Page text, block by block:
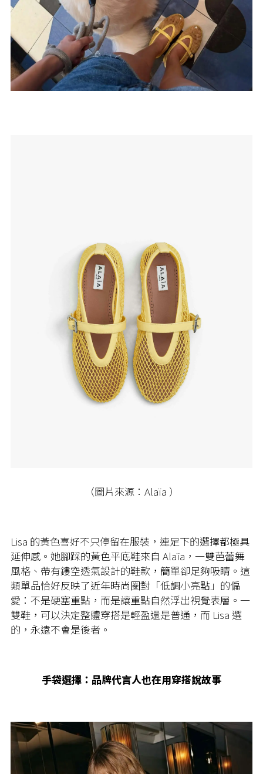
（圖片來源：Alaïa ）
Lisa 的黃色喜好不只停留在服裝，連足下的選擇都極具
延伸感。她腳踩的黃色平底鞋來自 Alaïa，一雙芭蕾舞
風格、帶有鏤空透氣設計的鞋款，簡單卻足夠吸睛。這
類單品恰好反映了近年時尚圈對「低調小亮點」的偏
愛：不是硬塞重點，而是讓重點自然浮出視覺表層。一
雙鞋，可以決定整體穿搭是輕盈還是普通，而 Lisa 選
的，永遠不會是後者。
手袋選擇：品牌代言人也在用穿搭說故事